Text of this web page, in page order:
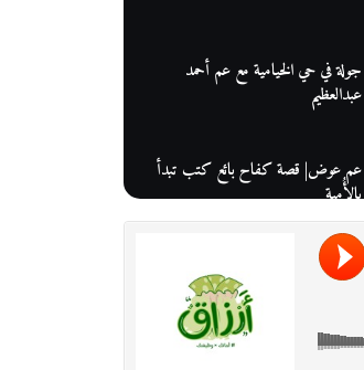
جولة في حي الخيامية مع عم أحمد
عبدالعظيم
عم عوض| قصة كفاح بائع كتب تبدأ
بالأُمية
أقدم مطحن بن في مصر| يكشف لنا